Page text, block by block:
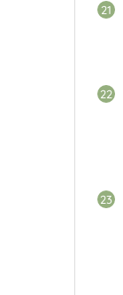
21
22
23